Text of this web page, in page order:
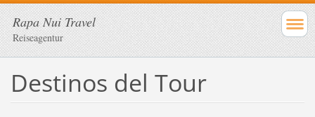
Rapa Nui Travel
Reiseagentur
Destinos del Tour